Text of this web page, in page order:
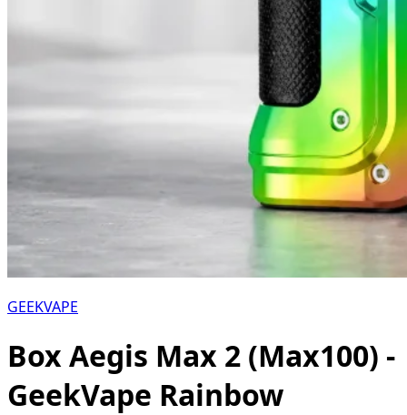
GEEKVAPE
Box Aegis Max 2 (Max100) -
GeekVape Rainbow